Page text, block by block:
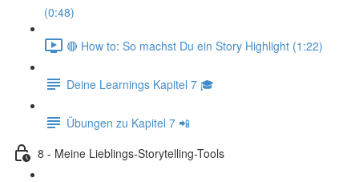
(0:48)
🔴 How to: So machst Du ein Story Highlight (1:22)
Deine Learnings Kapitel 7 🎓
Übungen zu Kapitel 7 📲
8 - Meine Lieblings-Storytelling-Tools